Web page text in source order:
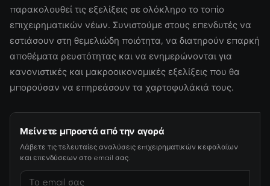
παρακολουθεί τις εξελίξεις σε ολόκληρο το τοπίο
επιχειρηματικών νέων. Συνιστούμε στους επενδυτές να
εστιάσουν στη θεμελιώδη ποιότητα, να διατηρούν επαρκή
αποθέματα ρευστότητας και να ενημερώνονται για
κανονιστικές και μακροοικονομικές εξελίξεις που θα
μπορούσαν να επηρεάσουν τα χαρτοφυλάκιά τους.
Μείνετε μπροστά από την αγορά
Λάβετε τις τελευταίες αναλύσεις επιχειρηματικών κεφαλαίων
και επενδύσεων στο email σας.